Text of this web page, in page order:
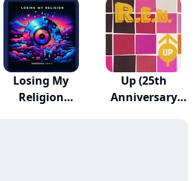
Losing My
Religion
Up (25th
Anniversary